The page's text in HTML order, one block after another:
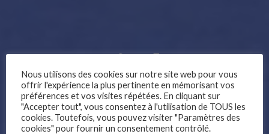
EN – Mitch-
Match # 9
Nous utilisons des cookies sur notre site web pour vous
offrir l'expérience la plus pertinente en mémorisant vos
préférences et vos visites répétées. En cliquant sur
"Accepter tout", vous consentez à l'utilisation de TOUS les
cookies. Toutefois, vous pouvez visiter "Paramètres des
cookies" pour fournir un consentement contrôlé.